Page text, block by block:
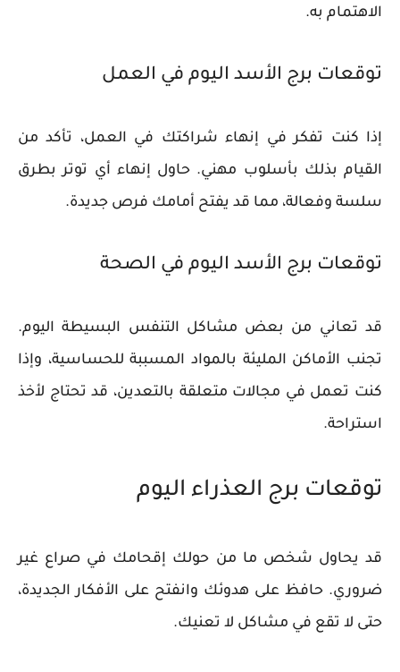
الاهتمام به.
توقعات برج الأسد اليوم في العمل
إذا كنت تفكر في إنهاء شراكتك في العمل، تأكد من
القيام بذلك بأسلوب مهني. حاول إنهاء أي توتر بطرق
سلسة وفعالة، مما قد يفتح أمامك فرص جديدة.
توقعات برج الأسد اليوم في الصحة
قد تعاني من بعض مشاكل التنفس البسيطة اليوم.
تجنب الأماكن المليئة بالمواد المسببة للحساسية، وإذا
كنت تعمل في مجالات متعلقة بالتعدين، قد تحتاج لأخذ
استراحة.
توقعات برج العذراء اليوم
قد يحاول شخص ما من حولك إقحامك في صراع غير
ضروري. حافظ على هدوئك وانفتح على الأفكار الجديدة،
حتى لا تقع في مشاكل لا تعنيك.